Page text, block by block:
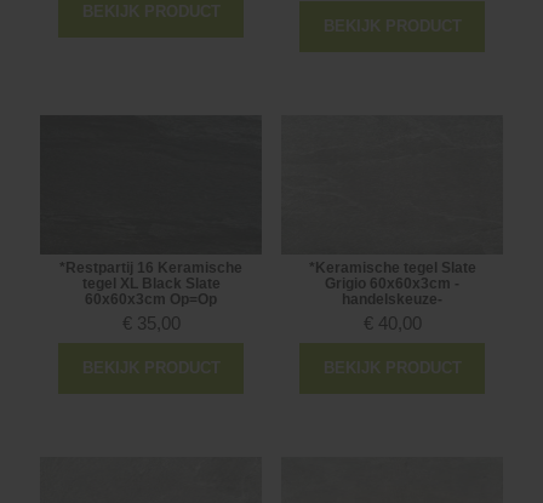
BEKIJK PRODUCT
BEKIJK PRODUCT
*Restpartij 16 Keramische
tegel XL Black Slate
60x60x3cm Op=Op
€ 35,00
BEKIJK PRODUCT
*Keramische tegel Slate
Grigio 60x60x3cm -
handelskeuze-
€ 40,00
BEKIJK PRODUCT